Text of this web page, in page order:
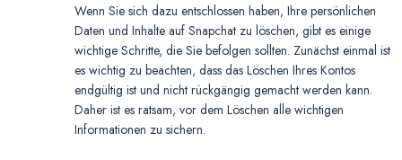
Wenn Sie sich dazu entschlossen haben, Ihre persönlichen
Daten und Inhalte auf Snapchat zu löschen, gibt es einige
wichtige Schritte, die Sie befolgen sollten. Zunächst einmal ist
es wichtig zu beachten, dass das Löschen Ihres Kontos
endgültig ist und nicht rückgängig gemacht werden kann.
Daher ist es ratsam, vor dem Löschen alle wichtigen
Informationen zu sichern.